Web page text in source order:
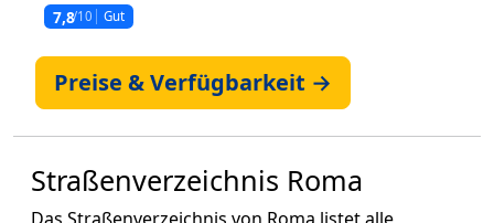
7,8/10 Gut
Preise & Verfügbarkeit →
Straßenverzeichnis Roma